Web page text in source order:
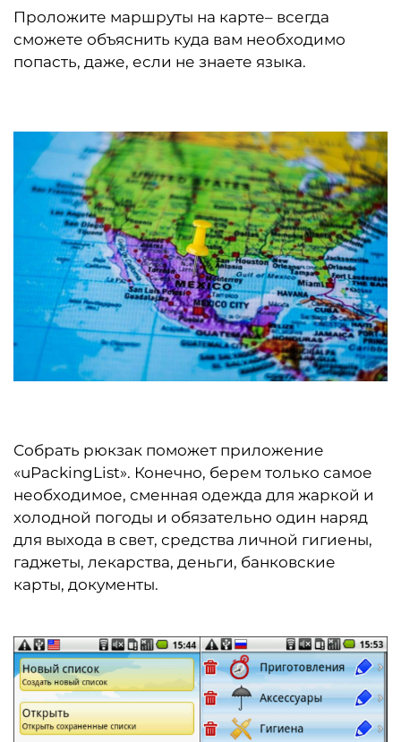
Проложите маршруты на карте– всегда
сможете объяснить куда вам необходимо
попасть, даже, если не знаете языка.
Собрать рюкзак поможет приложение
«uPackingList». Конечно, берем только самое
необходимое, сменная одежда для жаркой и
холодной погоды и обязательно один наряд
для выхода в свет, средства личной гигиены,
гаджеты, лекарства, деньги, банковские
карты, документы.